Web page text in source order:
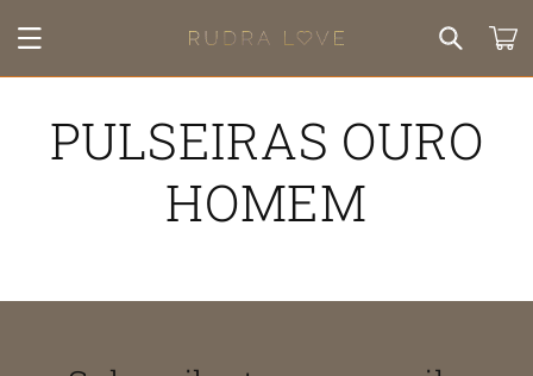
para o
conteúdo
PULSEIRAS OURO
HOMEM